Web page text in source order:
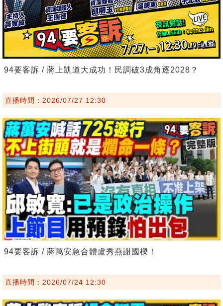
94要客訴 / 蔣上凱道大成功！民調破3成角逐2028？
直播時間：2026/07/27 12:30
94要客訴 / 蔣萬安急合體盧秀燕謝國樑！
直播時間：2026/07/24 12:30